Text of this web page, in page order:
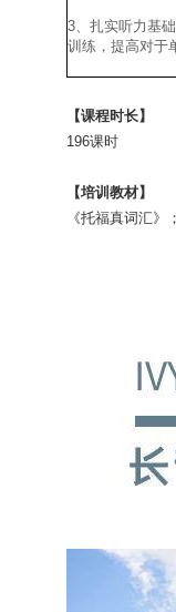
3、扎实听力基
训练，提高对于
【课程时长】
196课时
【培训教材】
《托福真词汇》